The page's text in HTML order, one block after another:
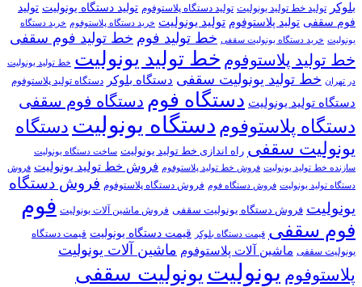
بلوکر تولید خط تولید یونولیت تولید دستگاه پلاستوفوم تولید دستگاه یونولیت تولید
فوم سقفی تولید پلاستوفوم تولید یونولیت خرید دستگاه پلاستوفوم خرید دستگاه
یونولیت خرید دستگاه یونولیت سقفی خط تولید فوم خط تولید فوم سقفی
خط تولید پلاستوفوم خط تولید یونولیت خط تولید یونولیت
در تهران خط تولید یونولیت سقفی دستگاه بلوکر دستگاه تولید پلاستوفوم
دستگاه تولید یونولیت دستگاه فوم دستگاه فوم سقفی
دستگاه پلاستوفوم دستگاه یونولیت دستگاه
یونولیت سقفی راه اندازی خط تولید یونولیت ساخت دستگاه یونولیت
سازنده خط تولید یونولیت فروش خط تولید پلاستوفوم فروش خط تولید یونولیت فروش
دستگاه تولید یونولیت فروش دستگاه فوم فروش دستگاه پلاستوفوم فروش دستگاه
یونولیت فروش دستگاه یونولیت سقفی فروش ماشین آلات یونولیت فوم
فوم سقفی قیمت دستگاه بلوکر قیمت دستگاه یونولیت قیمت دستگاه
یونولیت سقفی ماشین آلات پلاستوفوم ماشین آلات یونولیت
پلاستوفوم یونولیت یونولیت سقفی